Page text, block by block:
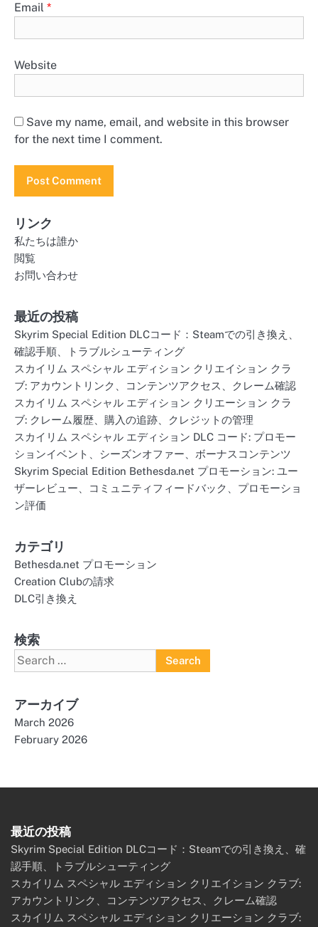
Email *
Website
Save my name, email, and website in this browser
for the next time I comment.
リンク
私たちは誰か
閲覧
お問い合わせ
最近の投稿
Skyrim Special Edition DLCコード：Steamでの引き換え、
確認手順、トラブルシューティング
スカイリム スペシャル エディション クリエイション クラ
ブ: アカウントリンク、コンテンツアクセス、クレーム確認
スカイリム スペシャル エディション クリエーション クラ
ブ: クレーム履歴、購入の追跡、クレジットの管理
スカイリム スペシャル エディション DLC コード: プロモー
ションイベント、シーズンオファー、ボーナスコンテンツ
Skyrim Special Edition Bethesda.net プロモーション: ユー
ザーレビュー、コミュニティフィードバック、プロモーショ
ン評価
カテゴリ
Bethesda.net プロモーション
Creation Clubの請求
DLC引き換え
検索
Search
for:
アーカイブ
March 2026
February 2026
最近の投稿
Skyrim Special Edition DLCコード：Steamでの引き換え、確
認手順、トラブルシューティング
スカイリム スペシャル エディション クリエイション クラブ:
アカウントリンク、コンテンツアクセス、クレーム確認
スカイリム スペシャル エディション クリエーション クラブ: